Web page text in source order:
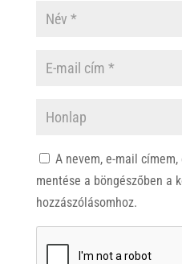
A nevem, e-mail
mentése a böngészőben a
hozzászólásomhoz.